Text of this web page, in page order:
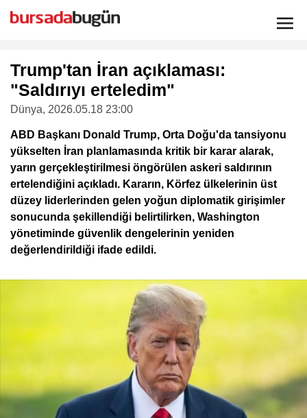
Trump'tan İran açıklaması:
"Saldırıyı erteledim"
Dünya, 2026.05.18 23:00
ABD Başkanı Donald Trump, Orta Doğu'da tansiyonu
yükselten İran planlamasında kritik bir karar alarak,
yarın gerçekleştirilmesi öngörülen askeri saldırının
ertelendiğini açıkladı. Kararın, Körfez ülkelerinin üst
düzey liderlerinden gelen yoğun diplomatik girişimler
sonucunda şekillendiği belirtilirken, Washington
yönetiminde güvenlik dengelerinin yeniden
değerlendirildiği ifade edildi.